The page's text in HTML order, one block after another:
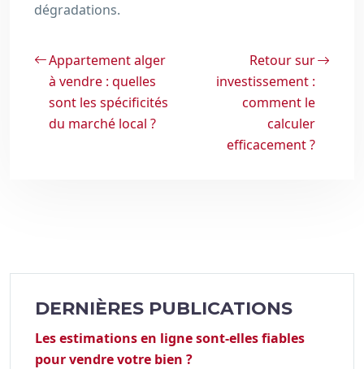
dégradations.
Appartement alger
à vendre : quelles
sont les spécificités
du marché local ?
Retour sur
investissement :
comment le
calculer
efficacement ?
DERNIÈRES PUBLICATIONS
Les estimations en ligne sont-elles fiables
pour vendre votre bien ?